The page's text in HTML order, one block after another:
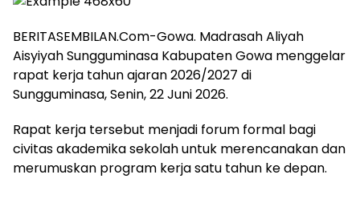
BERITASEMBILAN.Com-Gowa. Madrasah Aliyah
Aisyiyah Sungguminasa Kabupaten Gowa menggelar
rapat kerja tahun ajaran 2026/2027 di
Sungguminasa, Senin, 22 Juni 2026.
Rapat kerja tersebut menjadi forum formal bagi
civitas akademika sekolah untuk merencanakan dan
merumuskan program kerja satu tahun ke depan.